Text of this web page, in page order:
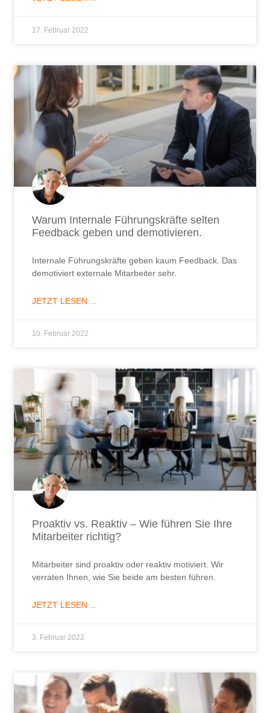
17. Februar 2022
Warum Internale Führungskräfte selten
Feedback geben und demotivieren.
Internale Führungskräfte geben kaum Feedback. Das
demotiviert externale Mitarbeiter sehr.
JETZT LESEN ...
10. Februar 2022
Proaktiv vs. Reaktiv – Wie führen Sie Ihre
Mitarbeiter richtig?
Mitarbeiter sind proaktiv oder reaktiv motiviert. Wir
verraten Ihnen, wie Sie beide am besten führen.
JETZT LESEN ...
3. Februar 2022